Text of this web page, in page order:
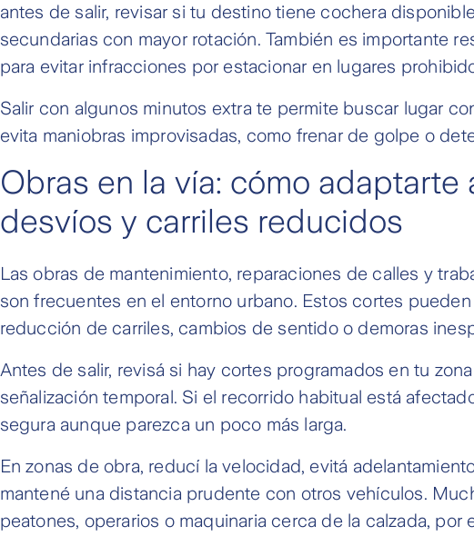
antes de salir, revisar si tu destino tiene cochera
secundarias con mayor rotación. También es importante
para evitar infracciones por estacionar en lugares
Salir con algunos minutos extra te permite buscar lugar
evita maniobras improvisadas, como frenar de golpe o
Obras en la vía: cómo adaptarte
desvíos y carriles reducidos
Las obras de mantenimiento, reparaciones de calles y
son frecuentes en el entorno urbano. Estos cortes
reducción de carriles, cambios de sentido o demoras
Antes de salir, revisá si hay cortes programados en tu
señalización temporal. Si el recorrido habitual está
segura aunque parezca un poco más larga.
En zonas de obra, reducí la velocidad, evitá
mantené una distancia prudente con otros vehículos.
peatones, operarios o maquinaria cerca de la calzada, por